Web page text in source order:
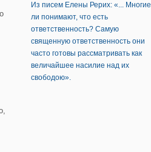
Из писем Елены Рерих: «... Многие
ли понимают, что есть
ответственность? Самую
священную ответственность они
часто готовы рассматривать как
величайшее насилие над их
свободою».